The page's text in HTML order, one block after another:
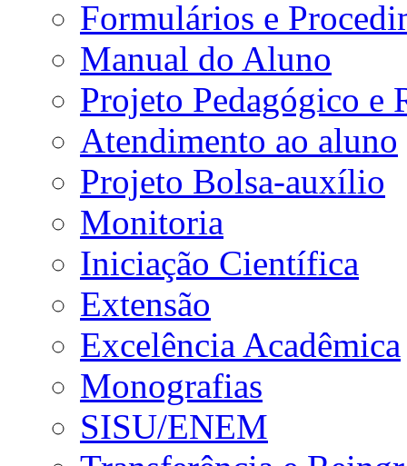
Formulários e
Manual do Aluno
Projeto Pedagógico e
Atendimento ao aluno
Projeto Bolsa-auxílio
Monitoria
Iniciação Científica
Extensão
Excelência Acadêmica
Monografias
SISU/ENEM